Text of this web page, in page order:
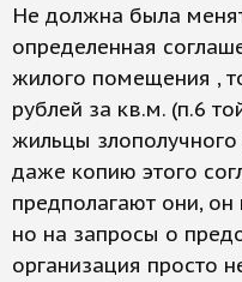
Не должна была
определенная
жилого помещения ,
рублей за кв.м. (п.6
жильцы
даже копию этого
предполагают они,
но на запросы о
организация просто